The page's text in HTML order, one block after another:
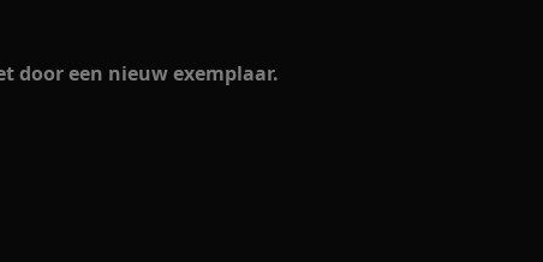
door een nieuw exemplaar.